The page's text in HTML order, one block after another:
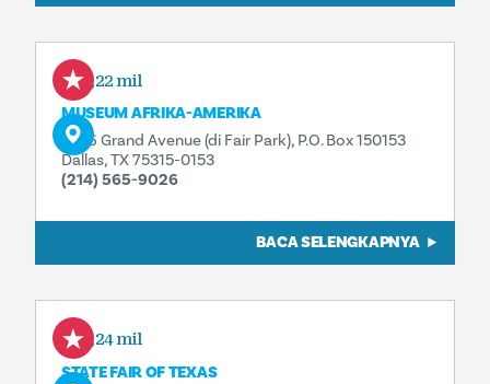
0,22 mil
MUSEUM AFRIKA-AMERIKA
3536 Grand Avenue (di Fair Park), P.O. Box 150153
Dallas, TX 75315-0153
(214) 565-9026
BACA SELENGKAPNYA
0,24 mil
STATE FAIR OF TEXAS